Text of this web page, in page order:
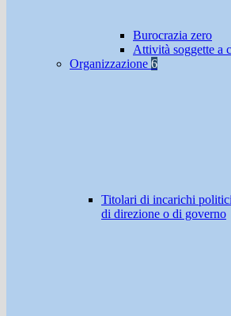
Burocrazia zero
Attività soggette a
Organizzazione 6
Titolari di incarichi
di direzione o di governo